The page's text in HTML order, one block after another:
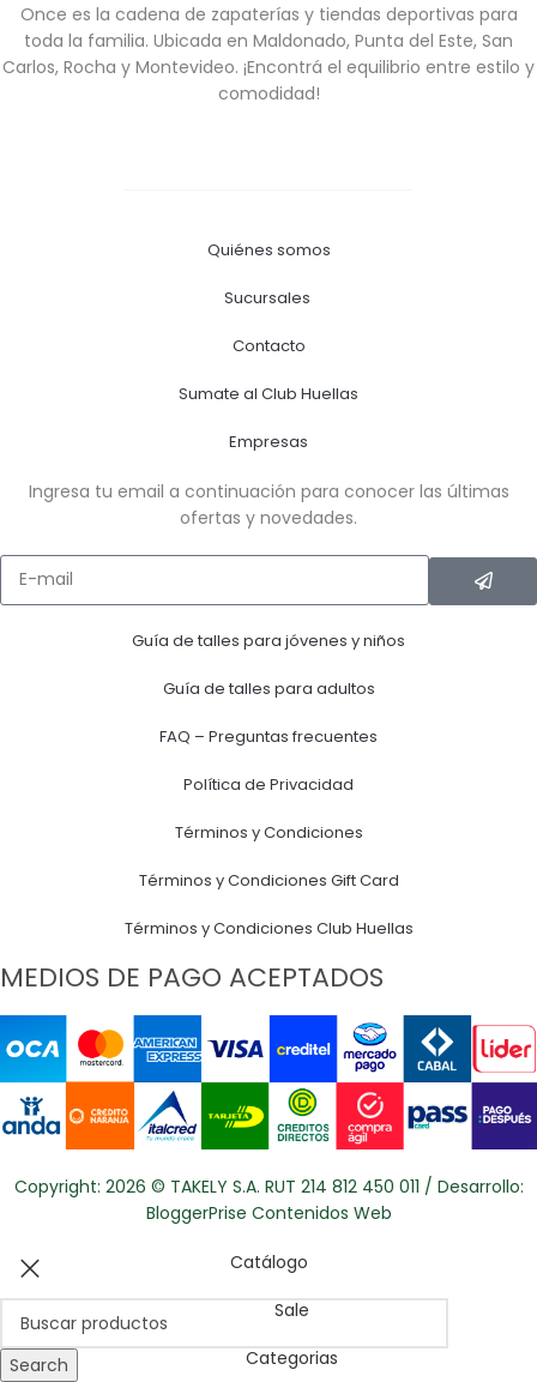
Once es la cadena de zapaterías y tiendas deportivas para
toda la familia. Ubicada en Maldonado, Punta del Este, San
Carlos, Rocha y Montevideo. ¡Encontrá el equilibrio entre estilo y
comodidad!
Quiénes somos
Sucursales
Contacto
Sumate al Club Huellas
Empresas
Ingresa tu email a continuación para conocer las últimas
ofertas y novedades.
Guía de talles para jóvenes y niños
Guía de talles para adultos
FAQ – Preguntas frecuentes
Política de Privacidad
Términos y Condiciones
Términos y Condiciones Gift Card
Términos y Condiciones Club Huellas
MEDIOS DE PAGO ACEPTADOS
Copyright: 2026 © TAKELY S.A. RUT 214 812 450 011 / Desarrollo:
BloggerPrise Contenidos Web
Search
Catálogo
Sale
Categorias